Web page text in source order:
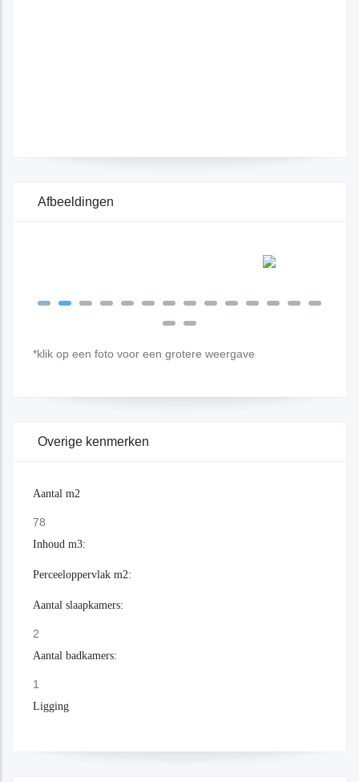
Afbeeldingen
*klik op een foto voor een grotere weergave
Overige kenmerken
Aantal m2
78
Inhoud m3:
Perceeloppervlak m2:
Aantal slaapkamers:
2
Aantal badkamers:
1
Ligging